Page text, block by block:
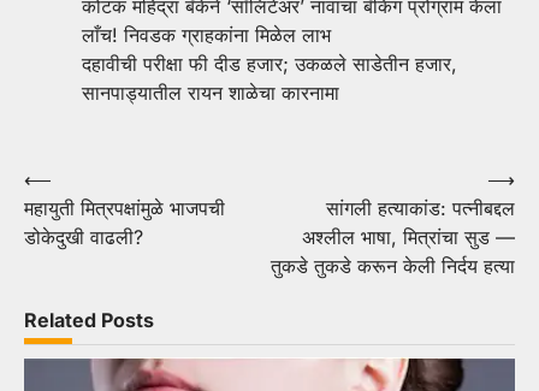
कोटक महिंद्रा बँकेने ‘सॉलिटेअर’ नावाचा बँकिंग प्रोग्राम केला
लाँच! निवडक ग्राहकांना मिळेल लाभ
दहावीची परीक्षा फी दीड हजार; उकळले साडेतीन हजार,
सानपाड्यातील रायन शाळेचा कारनामा
Post
navigation
⟵
महायुती मित्रपक्षांमुळे भाजपची
डोकेदुखी वाढली?
सांगली हत्याकांड: पत्नीबद्दल
अश्लील भाषा, मित्रांचा सुड —
तुकडे तुकडे करून केली निर्दय हत्या
⟶
Related Posts